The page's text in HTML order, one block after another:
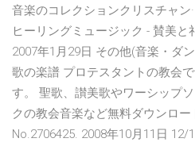
音楽のコレクションクリスチャン
ヒーリングミュージック - 賛美と
2007年1月29日 その他(音楽・ダ
歌の楽譜 プロテスタントの教会
す。 聖歌、讃美歌やワーシップ
クの教会音楽など無料ダウンロー
No.2706425. 2008年10月11日